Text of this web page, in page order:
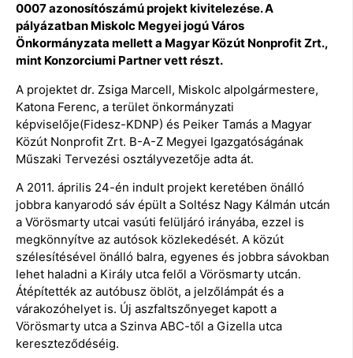
0007 azonosítószámú projekt kivitelezése. A
pályázatban Miskolc Megyei jogú Város
Önkormányzata mellett a Magyar Közút Nonprofit Zrt.,
mint Konzorciumi Partner vett részt.
A projektet dr. Zsiga Marcell, Miskolc alpolgármestere,
Katona Ferenc, a terület önkormányzati
képviselője(Fidesz-KDNP) és Peiker Tamás a Magyar
Közút Nonprofit Zrt. B-A-Z Megyei Igazgatóságának
Műszaki Tervezési osztályvezetője adta át.
A 2011. április 24-én indult projekt keretében önálló
jobbra kanyarodó sáv épült a Soltész Nagy Kálmán utcán
a Vörösmarty utcai vasúti felüljáró irányába, ezzel is
megkönnyítve az autósok közlekedését. A közút
szélesítésével önálló balra, egyenes és jobbra sávokban
lehet haladni a Király utca felől a Vörösmarty utcán.
Átépítették az autóbusz öblöt, a jelzőlámpát és a
várakozóhelyet is. Új aszfaltszőnyeget kapott a
Vörösmarty utca a Szinva ABC-től a Gizella utca
kereszteződéséig.